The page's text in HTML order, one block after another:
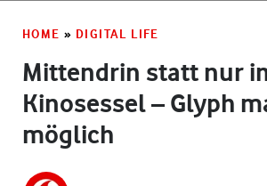
HOME » DIGITAL LIFE
Mittendrin statt nur
Kinosessel – Glyph
möglich